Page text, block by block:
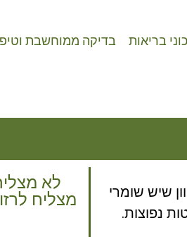
בריאות בדיקה ממוחשבת
שיש שומרי
לא
מצליח